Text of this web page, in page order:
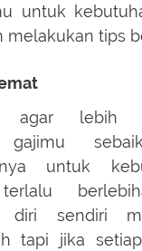
untuk
melakukan tips
agar lebih
gajimu
untuk
diri sendiri
tapi jika